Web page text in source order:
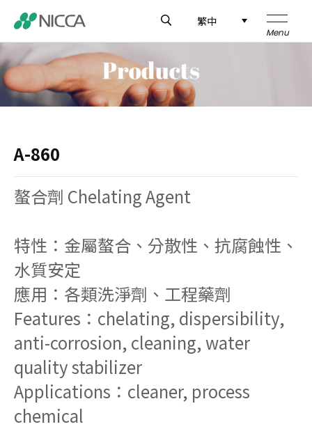
繁中
A-860
螯合劑 Chelating Agent
特性：金屬螯合、分散性、抗腐蝕性、
水質安定
應用：各類洗淨劑、工程藥劑
Features：chelating, dispersibility,
anti-corrosion, cleaning, water
quality stabilizer
Applications：cleaner, process
chemical
企業介紹
製品介紹
應用領域
新聞中心
全球據點
系統認證
聯絡我們